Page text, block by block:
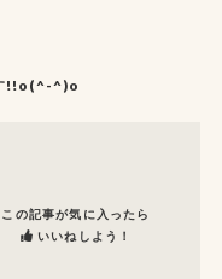
!!o(^-^)o
この記事が気に入ったら
いいねしよう！